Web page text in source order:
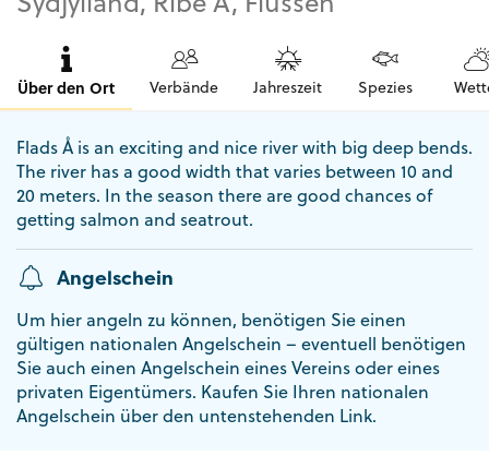
Über den Ort Verbände Jahreszeit Spezies
Flads Å is an exciting and nice river with big deep bends.
The river has a good width that varies between 10 and
20 meters. In the season there are good chances of
getting salmon and seatrout.
Angelschein
Um hier angeln zu können, benötigen Sie einen
gültigen nationalen Angelschein – eventuell benötigen
Sie auch einen Angelschein eines Vereins oder eines
privaten Eigentümers. Kaufen Sie Ihren nationalen
Angelschein über den untenstehenden Link.